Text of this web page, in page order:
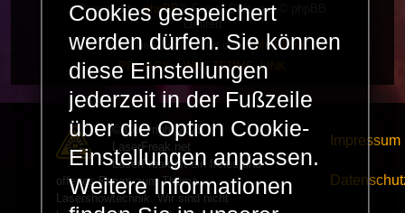
Powered byphpBB® Forum Software © phpBB
Limited
Deutsche Übersetzung durchphpBB.de
PRIVACY_LINK| TERMS_LINK
© Copyright 2025 -
LaserFreak.net
LaserFreak ist ein freies und
offenes Forum zum Thema
Lasershowtechnik. Wir sind nicht
Impressum
Cookies gespeichert
werden dürfen. Sie können
diese Einstellungen
jederzeit in der Fußzeile
über die Option Cookie-
Einstellungen anpassen.
Weitere Informationen